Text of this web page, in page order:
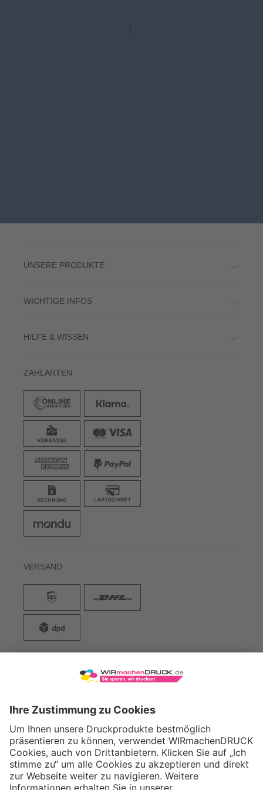
UNSERE PRODUKTE
WICHTIGE INFOS
HILFE & WISSEN
ZAHLARTEN
VERSAND
WIRmachenDRUCK GmbH
71522 Backnang
Tel.: +49 (0) 711 995 982 - 20
Fax: +49 (0) 711 995 982 - 21
SOCIAL MEDIA